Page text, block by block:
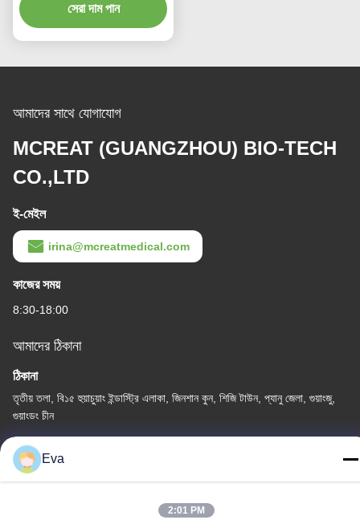
সেরা দাম পান
আমাদের সাথে যোগাযোগ
MCREAT (GUANGZHOU) BIO-TECH
CO.,LTD
ই-মেইল
irina@mcreatmedical.com
কাজের সময়
8:30-18:00
আমাদের ঠিকানা
ঠিকানা
তৃতীয় তলা, বি১৫ হুয়াচুয়াং ইন্ডাস্ট্রি এলাকা, জিনশান কুন, শিজি টাউন, প্যানু জেলা, গুয়াংজু,
গুয়াংডং চীন
টেলিফোন
86-020-3156-0583
Eva
2:01 PM